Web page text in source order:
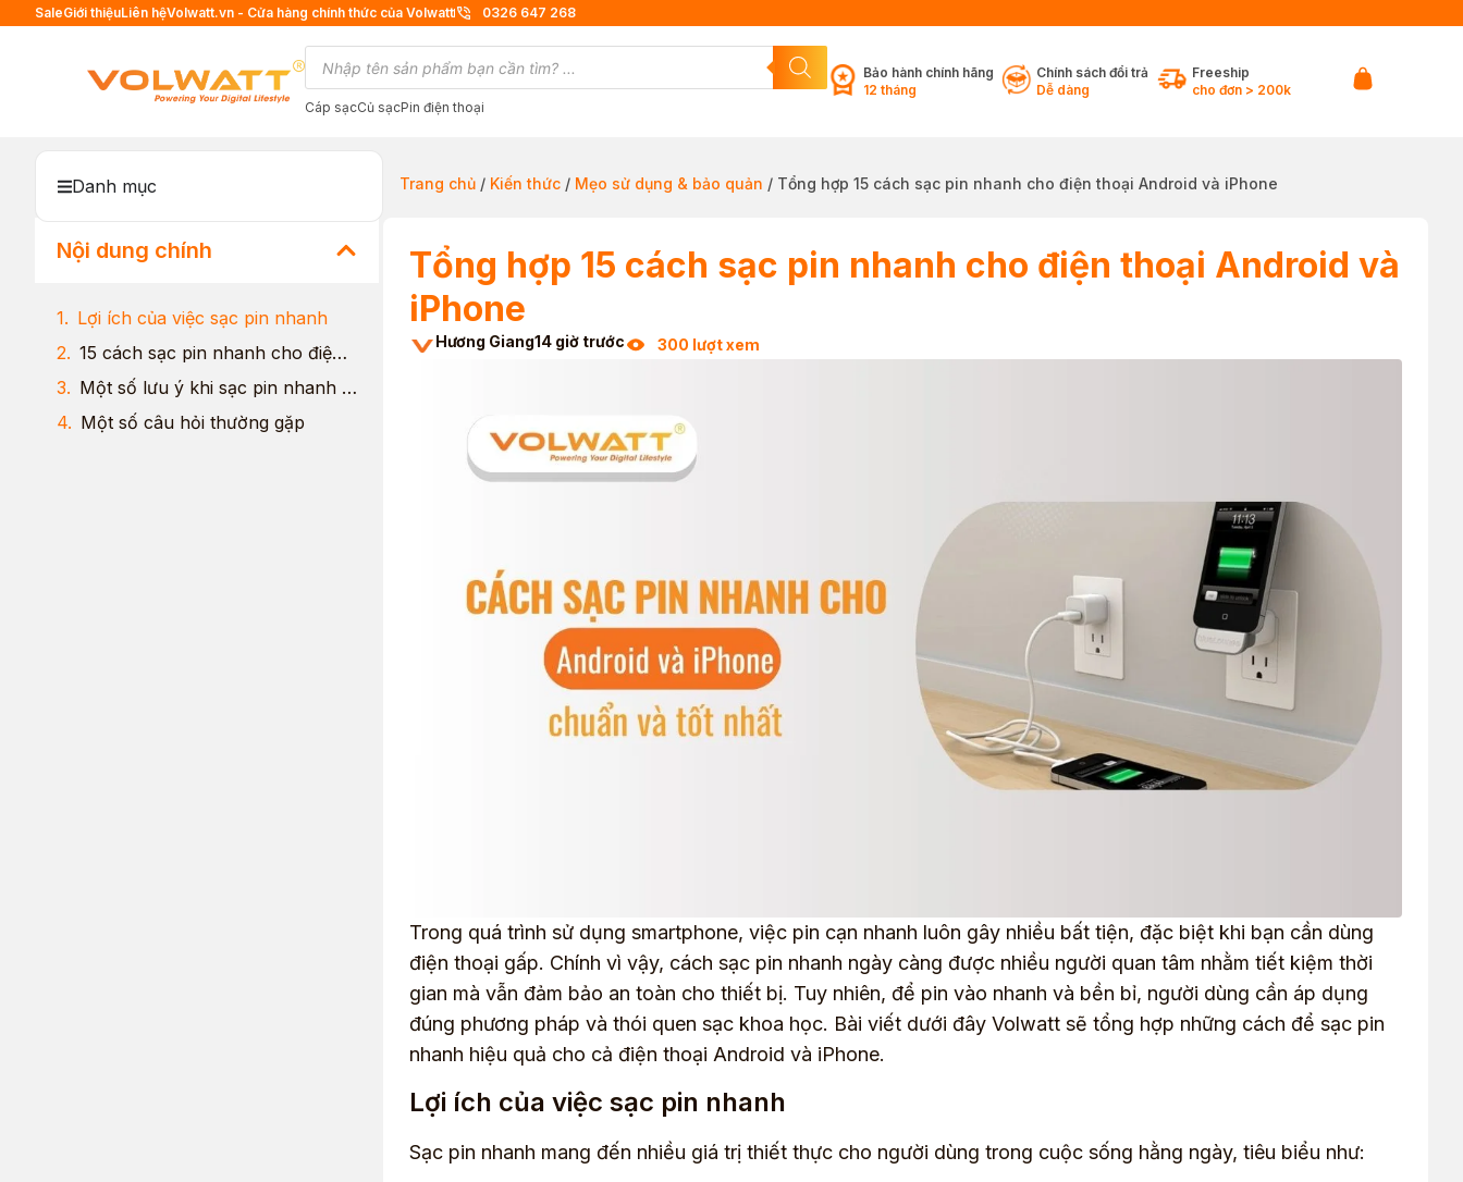
SaleGiới thiệuLiên hệVolwatt.vn - Cửa hàng chính thức của Volwatt 0326 647 268
Cáp sạcCủ sạcPin điện thoại
Bảo hành chính hãng
12 tháng
Chính sách đổi trả
Dễ dàng
Freeship
cho đơn > 200k
Danh mục Trang chủ / Kiến thức / Mẹo sử dụng & bảo quản / Tổng hợp 15 cách sạc pin nhanh cho điện thoại Android và iPhone
Nội dung chính
Lợi ích của việc sạc pin nhanh
15 cách sạc pin nhanh cho điện thoại Android và iPhone
Một số lưu ý khi sạc pin nhanh để bảo vệ máy và pin
Một số câu hỏi thường gặp
Tổng hợp 15 cách sạc pin nhanh cho điện thoại Android và
iPhone
Hương Giang14 giờ trước 300 lượt xem
Trong quá trình sử dụng smartphone, việc pin cạn nhanh luôn gây nhiều bất tiện, đặc biệt khi bạn cần dùng
điện thoại gấp. Chính vì vậy, cách sạc pin nhanh ngày càng được nhiều người quan tâm nhằm tiết kiệm thời
gian mà vẫn đảm bảo an toàn cho thiết bị. Tuy nhiên, để pin vào nhanh và bền bỉ, người dùng cần áp dụng
đúng phương pháp và thói quen sạc khoa học. Bài viết dưới đây Volwatt sẽ tổng hợp những cách để sạc pin
nhanh hiệu quả cho cả điện thoại Android và iPhone.
Lợi ích của việc sạc pin nhanh
Sạc pin nhanh mang đến nhiều giá trị thiết thực cho người dùng trong cuộc sống hằng ngày, tiêu biểu như: